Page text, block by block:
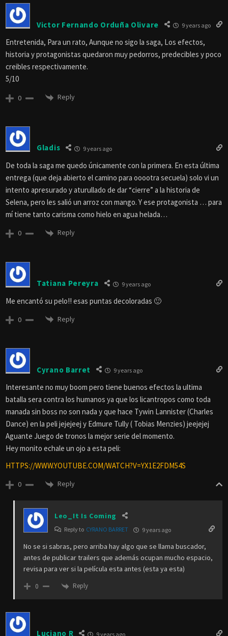
Victor Fernando Orduña Olivare 9 years ago
Entretenida, Para un rato, Aunque no sigo la saga, Los efectos,
historia y protagonistas quedaron muy pedorros, predecibles y poco
creibles respectivamente.
5/10
0 Reply
Gladis 9 years ago
De toda la saga me quedo únicamente con la primera. En esta última
entrega (que deja abierto el camino para ooootra secuela) solo vi un
intento apresurado y aturullado de dar “cierre” a la historia de
Selena, pero les salió un arroz con mango. Y ese protagonista … para
mí tiene tanto carisma como hielo en agua helada…
0 Reply
Tatiana Pereyra 9 years ago
Me encantó su pelo!! esas puntas decoloradas 🙂
0 Reply
Cyrano Barret 9 years ago
Interesante no muy boom pero tiene buenos efectos la ultima
batalla sera contra los humanos ya que los licantropos como toda
manada sin boss no son nada y que hace Tywin Lannister (Charles
Dance) en la peli jejejeej y Edmure Tully ( Tobias Menzies) jeejejej
Aguante Juego de tronos la mejor serie del momento.
Hey monito echale un ojo a esta peli:
HTTPS://WWW.YOUTUBE.COM/WATCH?V=YX1E2FDM54S
0 Reply
Leo_It Is Coming
Reply to CYRANO BARRET 9 years ago
No se si sabras, pero arriba hay algo que se llama buscador,
antes de publicar trailers que además ocupan mucho espacio,
revisa para ver si la película esta antes (esta ya esta)
0 Reply
Luciano R 9 years ago